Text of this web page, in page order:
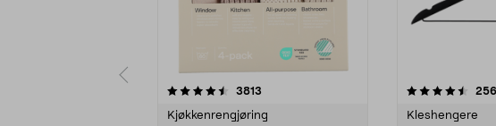
3813
Kjøkkenrengjøring
4.5av 5 stjerner 256
Kleshengere
4.5av